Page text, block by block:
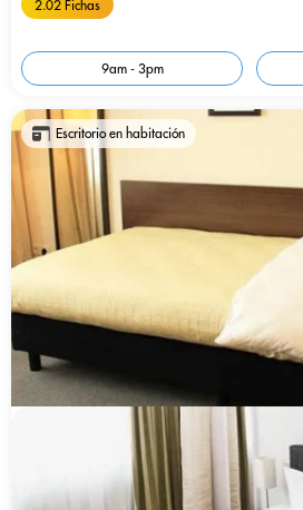
2.02 Fichas
9am - 3pm
Escritorio en habitación